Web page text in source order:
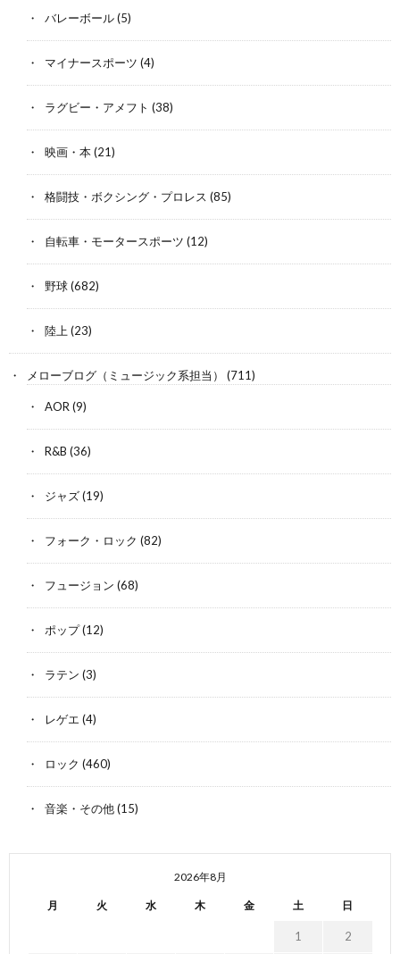
バレーボール(5)
マイナースポーツ (4)
ラグビー・アメフト (38)
映画・本(21)
格闘技・ボクシング・プロレス (85)
自転車・モータースポーツ (12)
野球(682)
陸上 (23)
メローブログ（ミュージック系担当） (711)
AOR (9)
R&B (36)
ジャズ(19)
フォーク・ロック (82)
フュージョン (68)
ポップ(12)
ラテン (3)
レゲエ (4)
ロック (460)
音楽・その他(15)
2026年8月
月 火 水 木 金 土 日
1 2